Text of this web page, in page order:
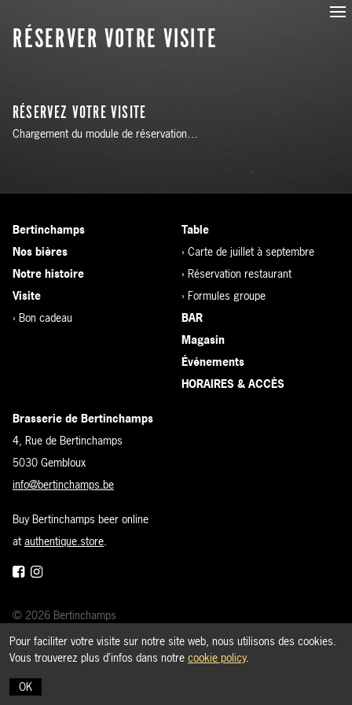
Pour faciliter votre visite sur notre site web, nous utilisons des cookies.
Vous trouverez plus d’infos dans notre cookie policy.
OK
RÉSERVER VOTRE VISITE
RÉSERVEZ VOTRE VISITE
Chargement du module de réservation…
Bertinchamps
Nos bières
Notre histoire
Visite
› Bon cadeau
Table
› Carte de juillet à septembre
› Réservation restaurant
› Formules groupe
BAR
Magasin
Événements
HORAIRES & ACCÈS
Brasserie de Bertinchamps
4, Rue de Bertinchamps
5030 Gembloux
info@bertinchamps.be
Buy Bertinchamps beer online
atauthentique.store.
© 2026 Bertinchamps
Visite
›Réservation restaurant
Cookie policy